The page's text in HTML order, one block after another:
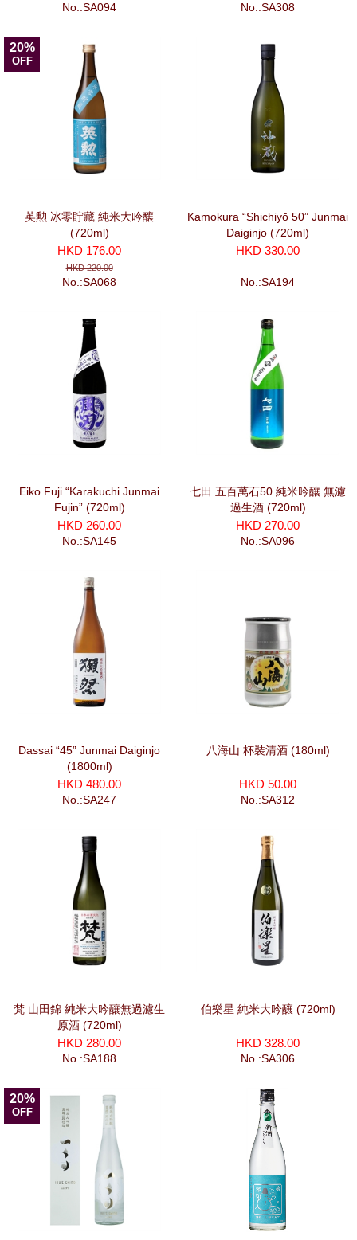
No.:SA094 No.:SA308
20%
OFF
英勲 冰零貯藏 純米大吟釀
(720ml)
HKD 176.00
HKD 220.00
No.:SA068
Kamokura “Shichiyō 50” Junmai
Daiginjo (720ml)
HKD 330.00
No.:SA194
Eiko Fuji “Karakuchi Junmai
Fujin” (720ml)
HKD 260.00
No.:SA145
七田 五百萬石50 純米吟釀 無濾
過生酒 (720ml)
HKD 270.00
No.:SA096
Dassai “45” Junmai Daiginjo
(1800ml)
HKD 480.00
No.:SA247
八海山 杯裝清酒 (180ml)
HKD 50.00
No.:SA312
梵 山田錦 純米大吟釀無過濾生
原酒 (720ml)
HKD 280.00
No.:SA188
伯樂星 純米大吟釀 (720ml)
HKD 328.00
No.:SA306
20%
OFF